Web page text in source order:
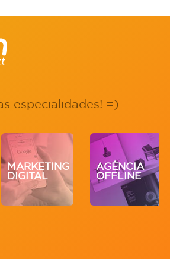
especialidades! =)
MARKETING
DIGITAL
AGÊNCIA
OFFLINE